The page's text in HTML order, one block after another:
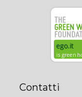
Contatti